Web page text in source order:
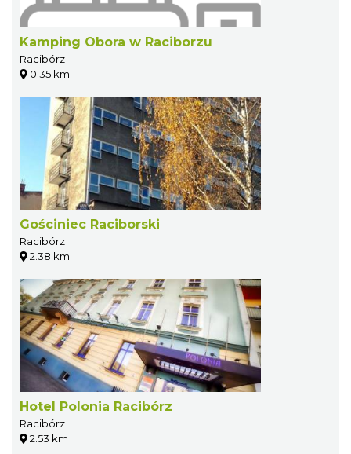
Kamping Obora w Raciborzu
Racibórz
0.35 km
Gościniec Raciborski
Racibórz
2.38 km
Hotel Polonia Racibórz
Racibórz
2.53 km